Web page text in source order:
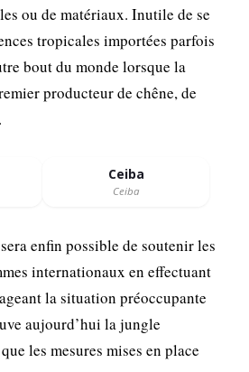
ou de matériaux. Inutile de se
tropicales importées parfois
bout du monde lorsque la
producteur de chêne, de
Ceiba
Ceiba
enfin possible de soutenir les
internationaux en effectuant
la situation préoccupante
aujourd’hui la jungle
les mesures mises en place